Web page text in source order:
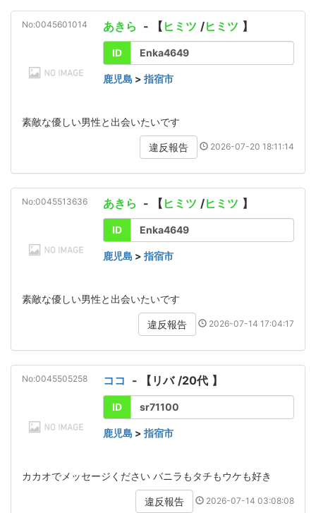
No:0045601014 あきら - 【 ヒミツ /ヒミツ 】
ID Enka4649
鹿児島 > 指宿市
素敵な優しい男性と出会いたいです
違反報告 2026-07-20 18:11:14
No:0045513636 あきら - 【 ヒミツ /ヒミツ 】
ID Enka4649
鹿児島 > 指宿市
素敵な優しい男性と出会いたいです
違反報告 2026-07-14 17:04:17
No:0045505258 ココ - 【 リバ /20代 】
ID sr71100
鹿児島 > 指宿市
カカオでメッセージください バニラもタチもウケも好き
違反報告 2026-07-14 03:08:08